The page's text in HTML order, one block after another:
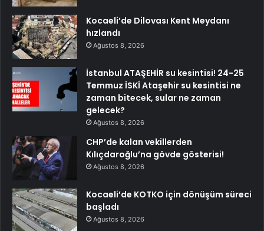
Kocaeli’de Dilovası Kent Meydanı
hızlandı
Ağustos 8, 2026
İstanbul ATAŞEHİR su kesintisi! 24-25
Temmuz İSKİ Ataşehir su kesintisi ne
zaman bitecek, sular ne zaman
gelecek?
Ağustos 8, 2026
CHP’de kalan vekillerden
Kılıçdaroğlu’na gövde gösterisi!
Ağustos 8, 2026
Kocaeli’de KOTKO için dönüşüm süreci
başladı
Ağustos 8, 2026